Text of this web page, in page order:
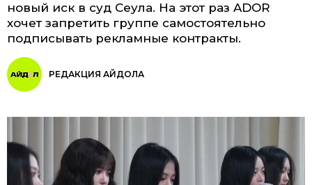
новый иск в суд Сеула. На этот раз ADOR
хочет запретить группе самостоятельно
подписывать рекламные контракты.
РЕДАКЦИЯ АЙДОЛА